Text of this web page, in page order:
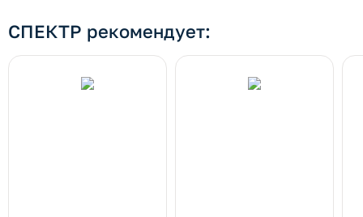
СПЕКТР рекомендует: